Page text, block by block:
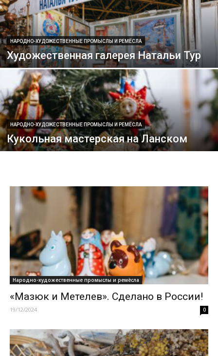
НАРОДНО-ХУДОЖЕСТВЕННЫЕ ПРОМЫСЛЫ И РЕМЁСЛА
Художественная галерея Натальи Тур
НАРОДНО-ХУДОЖЕСТВЕННЫЕ ПРОМЫСЛЫ И РЕМЁСЛА
Кукольная мастерская на Ланском
Народно-художественные промыслы и ремёсла
«Мазюк и Метелев». Сделано в России!
19/12/2024 0